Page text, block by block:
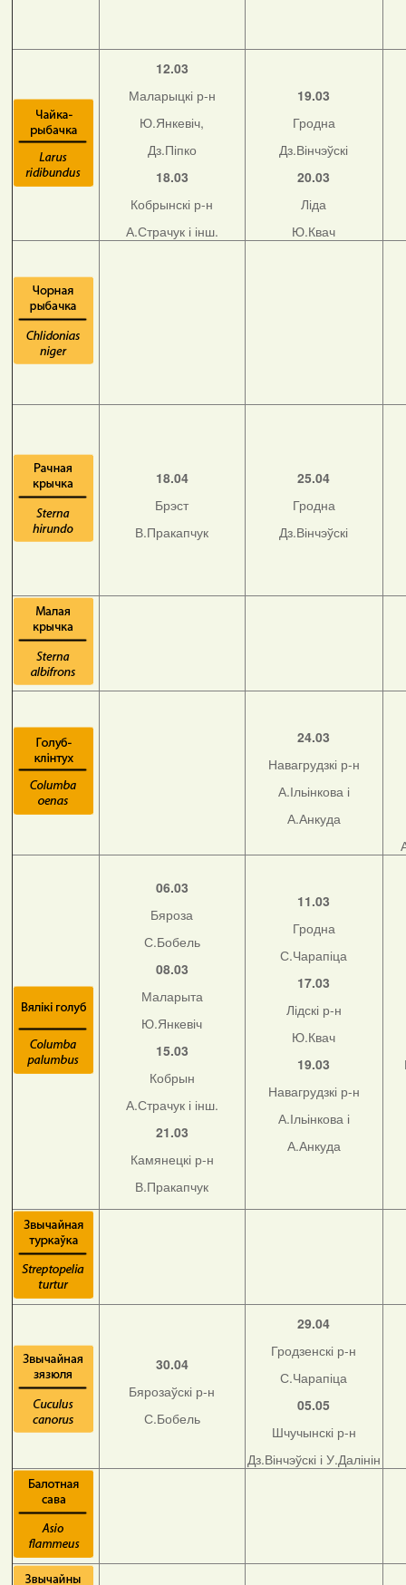
12.03
Маларыцкі р-н
Ю.Янкевіч,
Дз.Піпко
18.03
Кобрынскі р-н
А.Страчук і інш.
19.03
Гродна
Дз.Вінчэўскі
20.03
Ліда
Ю.Квач
18.04
Брэст
В.Пракапчук
25.04
Гродна
Дз.Вінчэўскі
24.03
Навагрудзкі р-н
А.Ільінкова і
А.Анкуда
06.03
Бяроза
С.Бобель
08.03
Маларыта
Ю.Янкевіч
15.03
Кобрын
А.Страчук і інш.
21.03
Камянецкі р-н
В.Пракапчук
11.03
Гродна
С.Чарапіца
17.03
Лідскі р-н
Ю.Квач
19.03
Навагрудзкі р-н
А.Ільінкова і
А.Анкуда
30.04
Бярозаўскі р-н
С.Бобель
29.04
Гродзенскі р-н
С.Чарапіца
05.05
Шчучынскі р-н
Дз.Вінчэўскі і У.Далінін